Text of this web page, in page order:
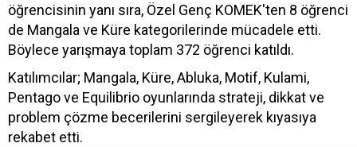
öğrencisinin yanı sıra, Özel Genç KOMEK'ten 8 öğrenci
de Mangala ve Küre kategorilerinde mücadele etti.
Böylece yarışmaya toplam 372 öğrenci katıldı.
Katılımcılar; Mangala, Küre, Abluka, Motif, Kulami,
Pentago ve Equilibrio oyunlarında strateji, dikkat ve
problem çözme becerilerini sergileyerek kıyasıya
rekabet etti.